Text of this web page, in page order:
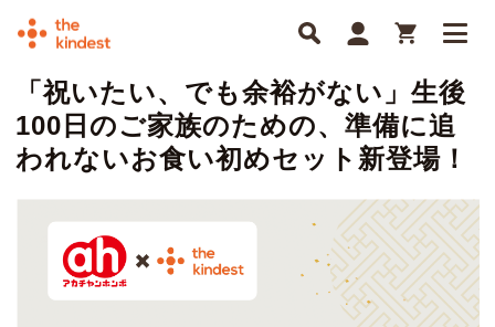
「祝いたい、でも余裕がない」生後
100日のご家族のための、準備に追
われないお食い初めセット新登場！